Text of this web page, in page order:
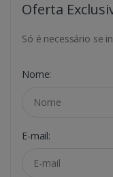
Oferta
Só é necessário se
Nome:
E-mail: